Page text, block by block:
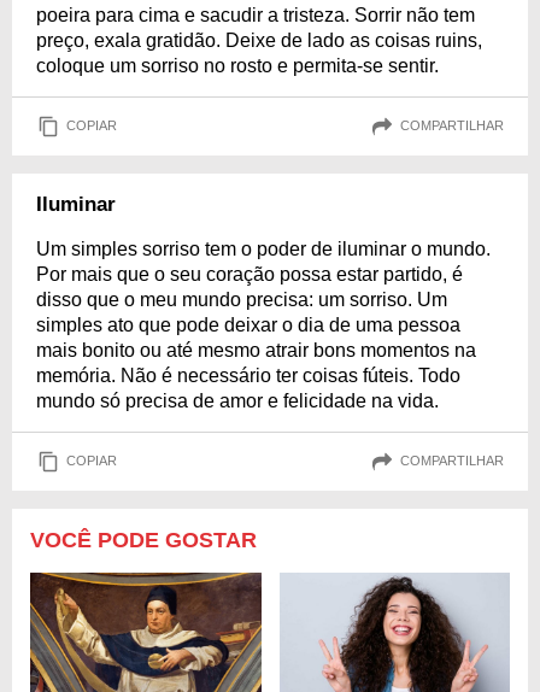
poeira para cima e sacudir a tristeza. Sorrir não tem
preço, exala gratidão. Deixe de lado as coisas ruins,
coloque um sorriso no rosto e permita-se sentir.
COPIAR COMPARTILHAR
Iluminar
Um simples sorriso tem o poder de iluminar o mundo.
Por mais que o seu coração possa estar partido, é
disso que o meu mundo precisa: um sorriso. Um
simples ato que pode deixar o dia de uma pessoa
mais bonito ou até mesmo atrair bons momentos na
memória. Não é necessário ter coisas fúteis. Todo
mundo só precisa de amor e felicidade na vida.
COPIAR COMPARTILHAR
VOCÊ PODE GOSTAR